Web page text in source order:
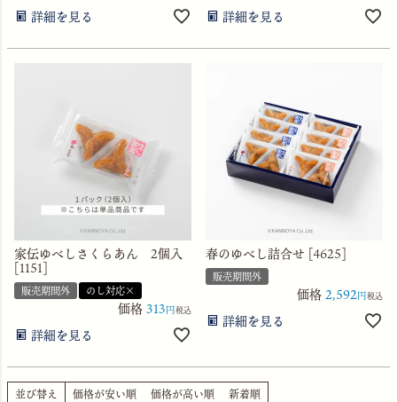
詳細を見る 詳細を見る
家伝ゆべしさくらあん 2個入
[1151]
販売期間外 のし対応×
価格313 税込
詳細を見る
春のゆべし詰合せ [4625]
販売期間外
価格2,592 税込
詳細を見る
並び替え 価格が安い順 価格が高い順 新着順